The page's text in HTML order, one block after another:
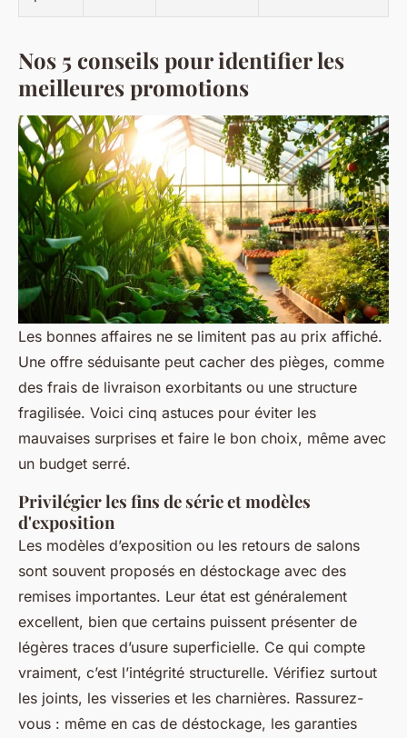
Nos 5 conseils pour identifier les
meilleures promotions
Les bonnes affaires ne se limitent pas au prix affiché.
Une offre séduisante peut cacher des pièges, comme
des frais de livraison exorbitants ou une structure
fragilisée. Voici cinq astuces pour éviter les
mauvaises surprises et faire le bon choix, même avec
un budget serré.
Privilégier les fins de série et modèles
d'exposition
Les modèles d’exposition ou les retours de salons
sont souvent proposés en déstockage avec des
remises importantes. Leur état est généralement
excellent, bien que certains puissent présenter de
légères traces d’usure superficielle. Ce qui compte
vraiment, c’est l’intégrité structurelle. Vérifiez surtout
les joints, les visseries et les charnières. Rassurez-
vous : même en cas de déstockage, les garanties